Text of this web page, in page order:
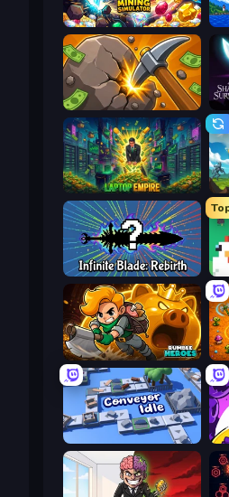
Mining Simulator
Mine Clicker
Laptop Empire
Infinite Blade: Rebirth
Rumble Heroes
Conveyor Idle